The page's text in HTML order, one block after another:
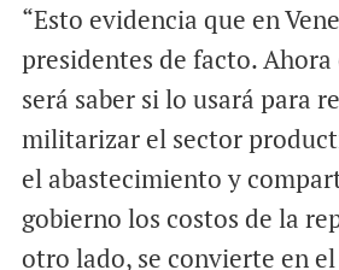
“Esto evidencia que en
presidentes de facto.
será saber si lo usará para
militarizar el sector
el abastecimiento y
gobierno los costos de la
otro lado, se convierte en